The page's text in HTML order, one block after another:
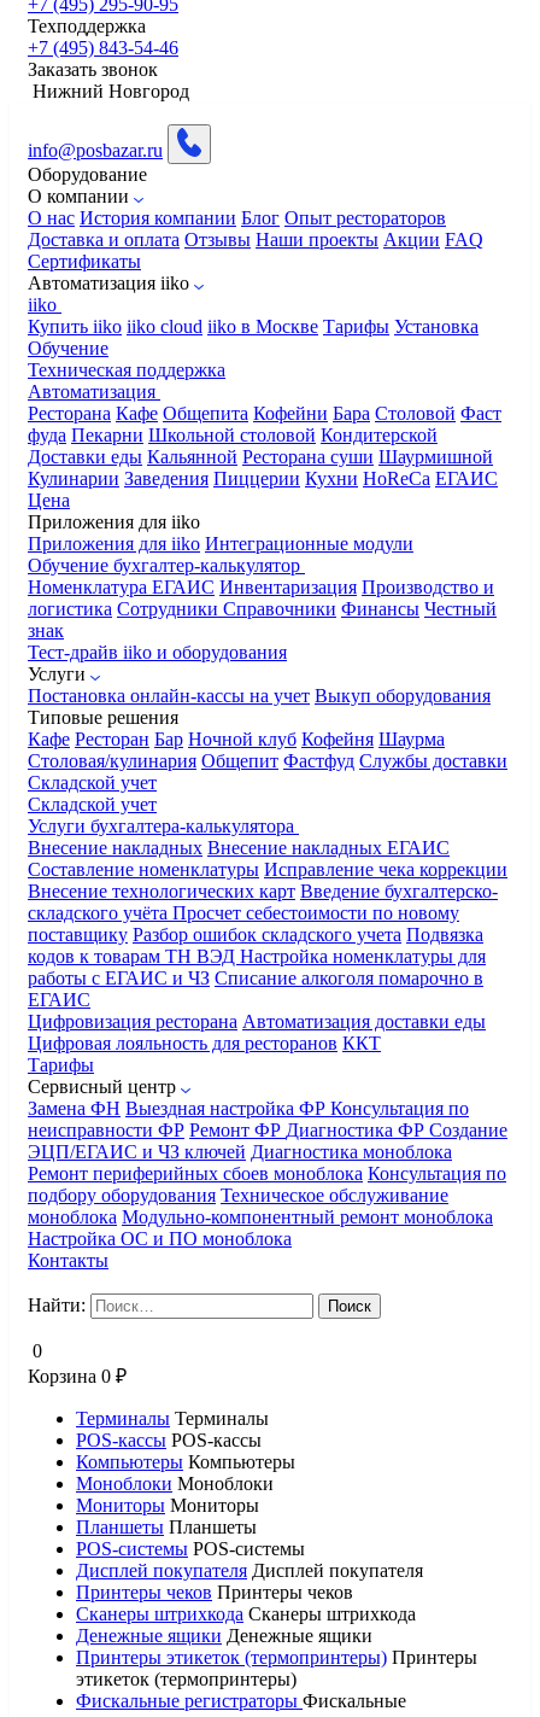
Техподдержка
+7 (495) 843-54-46
Заказать звонок
Нижний Новгород
info@posbazar.ru
Оборудование
О компании
О нас История компании Блог Опыт рестораторов
Доставка и оплата Отзывы Наши проекты Акции FAQ
Сертификаты
Автоматизация iiko
iiko
Купить iiko iiko cloud iiko в Москве Тарифы Установка
Обучение
Техническая поддержка
Автоматизация
Ресторана Кафе Общепита Кофейни Бара Столовой Фаст
фуда Пекарни Школьной столовой Кондитерской
Доставки еды Кальянной Ресторана суши Шаурмишной
Кулинарии Заведения Пиццерии Кухни HoReCa ЕГАИС
Цена
Приложения для iiko
Приложения для iiko Интеграционные модули
Обучение бухгалтер-калькулятор
Номенклатура ЕГАИС Инвентаризация Производство и
логистика Сотрудники Справочники Финансы Честный
знак
Тест-драйв iiko и оборудования
Услуги
Постановка онлайн-кассы на учет Выкуп оборудования
Типовые решения
Кафе Ресторан Бар Ночной клуб Кофейня Шаурма
Столовая/кулинария Общепит Фастфуд Службы доставки
Складской учет
Складской учет
Услуги бухгалтера-калькулятора
Внесение накладных Внесение накладных ЕГАИС
Составление номенклатуры Исправление чека коррекции
Внесение технологических карт Введение бухгалтерско-
складского учёта Просчет себестоимости по новому
поставщику Разбор ошибок складского учета Подвязка
кодов к товарам ТН ВЭД Настройка номенклатуры для
работы с ЕГАИС и ЧЗ Списание алкоголя помарочно в
ЕГАИС
Цифровизация ресторана Автоматизация доставки еды
Цифровая лояльность для ресторанов ККТ
Тарифы
Сервисный центр
Замена ФН Выездная настройка ФР Консультация по
неисправности ФР Ремонт ФР Диагностика ФР Создание
ЭЦП/ЕГАИС и ЧЗ ключей Диагностика моноблока
Ремонт периферийных сбоев моноблока Консультация по
подбору оборудования Техническое обслуживание
моноблока Модульно-компонентный ремонт моноблока
Настройка ОС и ПО моноблока
Контакты
Найти:
0
Корзина 0 ₽
Терминалы Терминалы
POS-кассы POS-кассы
Компьютеры Компьютеры
Моноблоки Моноблоки
Мониторы Мониторы
Планшеты Планшеты
POS-системы POS-системы
Дисплей покупателя Дисплей покупателя
Принтеры чеков Принтеры чеков
Сканеры штрихкода Сканеры штрихкода
Денежные ящики Денежные ящики
Принтеры этикеток (термопринтеры) Принтеры
этикеток (термопринтеры)
Фискальные регистраторы Фискальные